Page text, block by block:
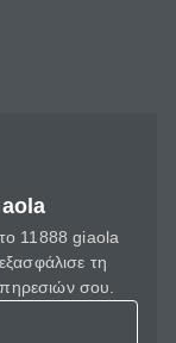
11888 giaola
τη
σου.